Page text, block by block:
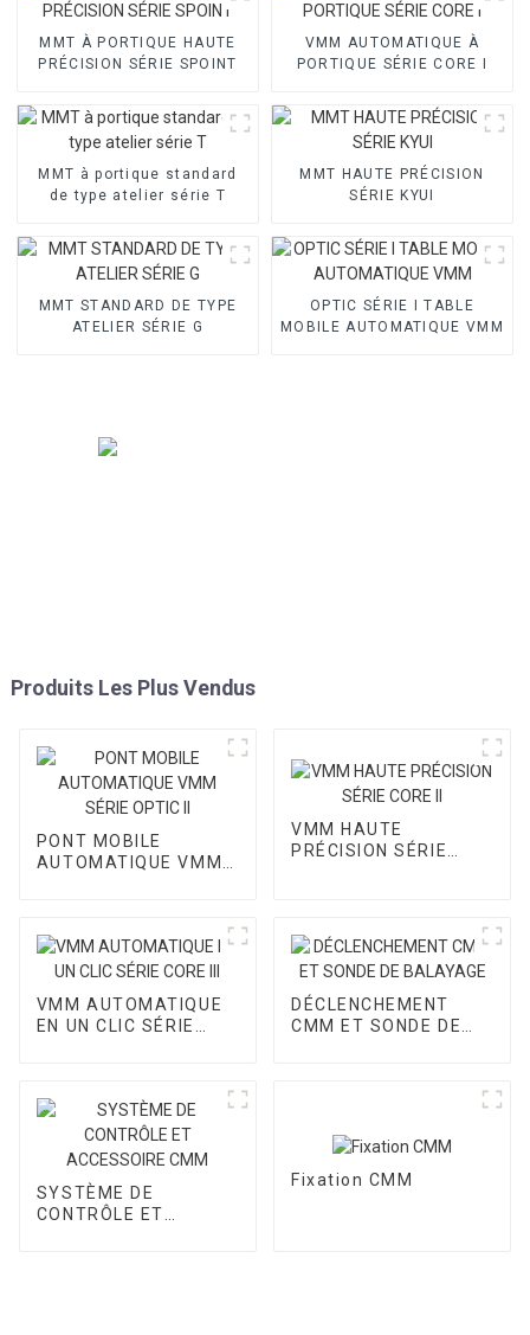
MMT À PORTIQUE HAUTE
PRÉCISION SÉRIE SPOINT
VMM AUTOMATIQUE À
PORTIQUE SÉRIE CORE I
MMT à portique standard
de type atelier série T
MMT HAUTE PRÉCISION
SÉRIE KYUI
MMT STANDARD DE TYPE
ATELIER SÉRIE G
OPTIC SÉRIE I TABLE
MOBILE AUTOMATIQUE VMM
Produits Les Plus Vendus
PONT MOBILE
AUTOMATIQUE VMM
VMM HAUTE
PRÉCISION SÉRIE
VMM AUTOMATIQUE
EN UN CLIC SÉRIE
DÉCLENCHEMENT
CMM ET SONDE DE
SYSTÈME DE
CONTRÔLE ET
Fixation CMM